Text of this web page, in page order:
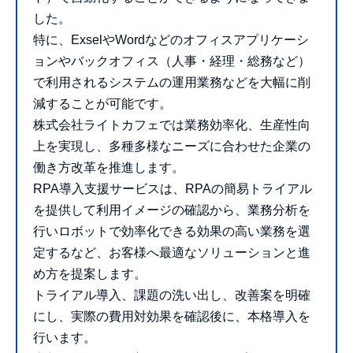
した。
特に、ExselやWordなどのオフィスアプリケーシ
ョンやバックオフィス（人事・経理・総務など）
で利用されるシステムの運用業務などを大幅に削
減することが可能です。
株式会社ライトカフェでは業務効率化、生産性向
上を実現し、多種多様なニーズに合わせた企業の
働き方改革を推進します。
RPA導入支援サービスは、RPAの簡易トライアル
を提供して利用イメージの確認から、業務分析を
行いロボットで効率化できる効果の高い業務を選
定するなど、お客様へ最適なソリューションと進
め方を提案します。
トライアル導入、課題の洗い出し、改善案を明確
にし、実際の費用対効果を確認後に、本格導入を
行います。